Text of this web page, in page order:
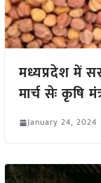
मध्यप्रदेश में
मार्च सेः कृषि
January 24, 2024